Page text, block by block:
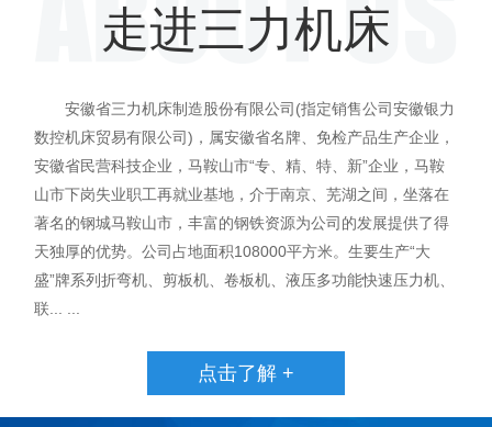
走进三力机床
安徽省三力机床制造股份有限公司(指定销售公司安徽银力
数控机床贸易有限公司)，属安徽省名牌、免检产品生产企业，
安徽省民营科技企业，马鞍山市“专、精、特、新”企业，马鞍
山市下岗失业职工再就业基地，介于南京、芜湖之间，坐落在
著名的钢城马鞍山市，丰富的钢铁资源为公司的发展提供了得
天独厚的优势。公司占地面积108000平方米。生要生产“大
盛”牌系列折弯机、剪板机、卷板机、液压多功能快速压力机、
联... ...
点击了解 +